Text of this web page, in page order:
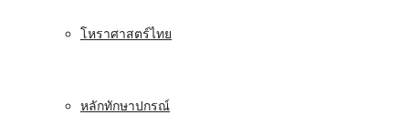
โหราศาสตร์ไทย
หลักทักษาปกรณ์